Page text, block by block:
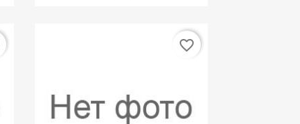
favorite_border